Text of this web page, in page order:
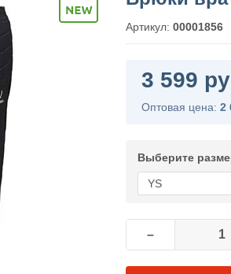
Артикул: 00001856
3 599
Оптовая цена: 2
Выберите
–